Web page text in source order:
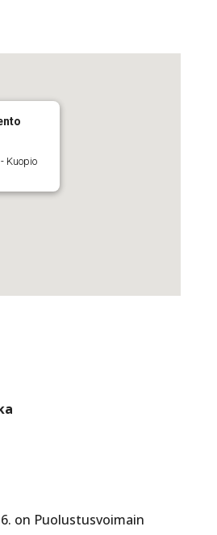
Kuopio
on Puolustusvoimain